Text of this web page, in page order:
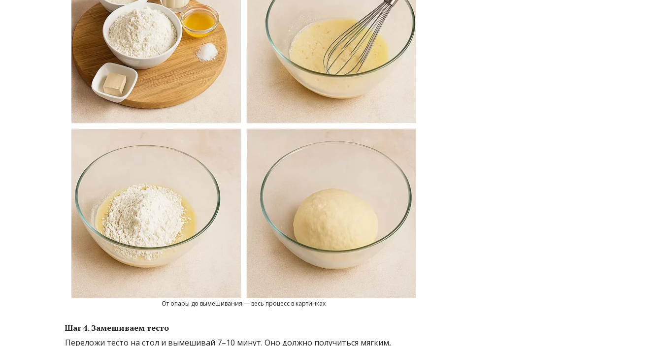
От опары до вымешивания — весь процесс в картинках
Шаг 4. Замешиваем тесто
Переложи тесто на стол и вымешивай 7–10 минут. Оно должно получиться мягким,